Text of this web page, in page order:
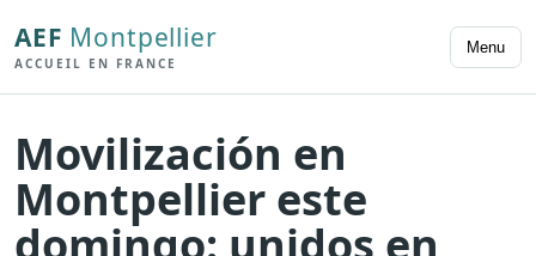
AEF Montpellier
ACCUEIL EN FRANCE
Menu
Movilización en
Montpellier este